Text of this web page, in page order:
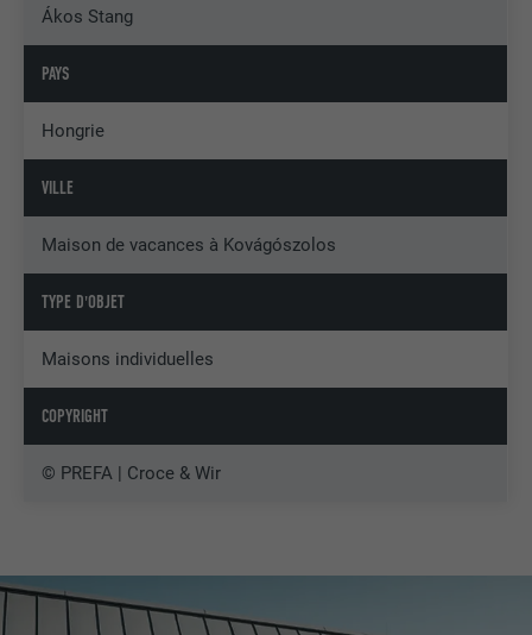
Ákos Stang
PAYS
Hongrie
VILLE
Maison de vacances à Kovágószolos
TYPE D'OBJET
Maisons individuelles
COPYRIGHT
© PREFA | Croce & Wir